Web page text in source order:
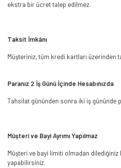
ekstra bir ücret talep edilmez.
Taksit İmkânı
Müşteriniz, tüm kredi kartları üzerinden
Paranız 2 İş Günü İçinde Hesabınızda
Tahsilat gününden sonra iki iş gününde
Müşteri ve Bayi Ayrımı Yapılmaz
Müşteri ve bayi limiti olmadan
yapabilirsiniz.